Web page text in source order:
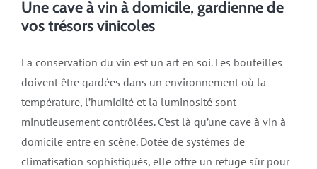
Une cave à vin à domicile, gardienne de
vos trésors vinicoles
La conservation du vin est un art en soi. Les bouteilles
doivent être gardées dans un environnement où la
température, l’humidité et la luminosité sont
minutieusement contrôlées. C’est là qu’une cave à vin à
domicile entre en scène. Dotée de systèmes de
climatisation sophistiqués, elle offre un refuge sûr pour